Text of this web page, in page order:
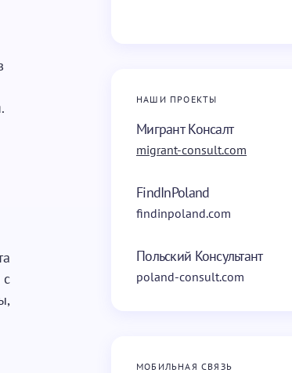
НАШИ ПРОЕКТЫ
Мигрант Консалт
migrant-consult.com
FindInPoland
findinpoland.com
Польский Консультант
poland-consult.com
МОБИЛЬНАЯ СВЯЗЬ